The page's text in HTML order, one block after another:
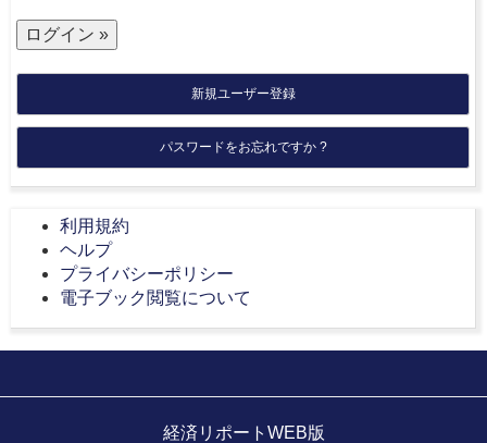
新規ユーザー登録
パスワードをお忘れですか ?
利用規約
ヘルプ
プライバシーポリシー
電子ブック閲覧について
経済リポートWEB版